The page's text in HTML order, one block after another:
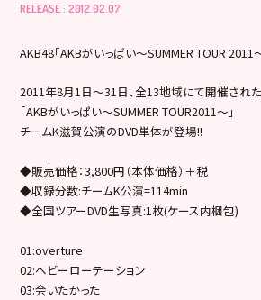
RELEASE : 2012.02.07
AKB48「AKBがいっぱい～SUMMER TOUR 2011
2011年8月1日～31日、全13地域にて開催され
「AKBがいっぱい～SUMMER TOUR2011～」
チームK滋賀公演のDVD単体が登場!!
◆販売価格：3,800円（本体価格）＋税
◆収録分数:チームK公演=114min
◆全国ツアーDVD生写真:1枚(ケース内梱包)
01:overture
02:ヘビーローテーション
03:会いたかった